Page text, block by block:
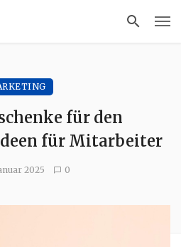
für den
für Mitarbeiter
2025 0